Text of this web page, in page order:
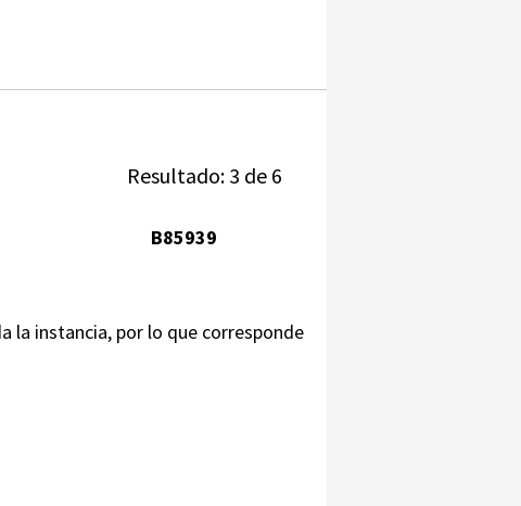
Resultado: 3 de 6
B85939
la instancia, por lo que corresponde